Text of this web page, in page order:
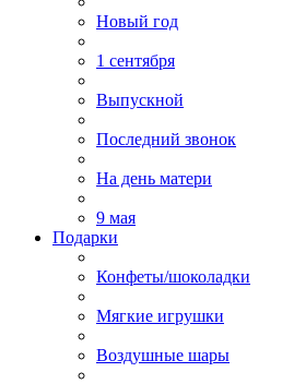
Новый год
1 сентября
Выпускной
Последний звонок
На день матери
9 мая
Подарки
Конфеты/шоколадки
Мягкие игрушки
Воздушные шары